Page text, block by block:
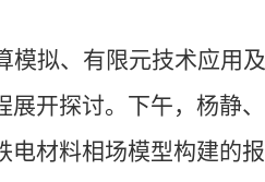
模拟、有限元技术应用
开探讨。下午，杨静
材料相场模型构建的